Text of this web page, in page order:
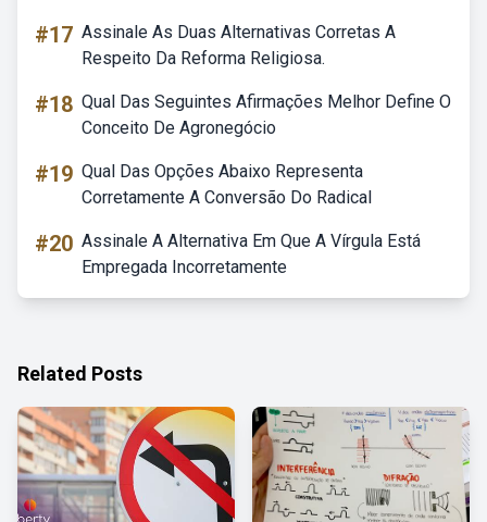
#17 Assinale As Duas Alternativas Corretas A
Respeito Da Reforma Religiosa.
#18 Qual Das Seguintes Afirmações Melhor Define O
Conceito De Agronegócio
#19 Qual Das Opções Abaixo Representa
Corretamente A Conversão Do Radical
#20 Assinale A Alternativa Em Que A Vírgula Está
Empregada Incorretamente
Related Posts